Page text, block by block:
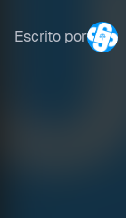
Escrito por